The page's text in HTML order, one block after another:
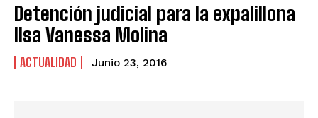
Detención judicial para la expalillona
Ilsa Vanessa Molina
ACTUALIDAD Junio 23, 2016